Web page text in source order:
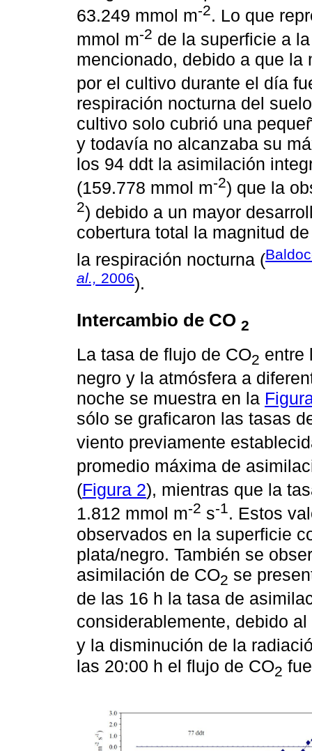
63.249 mmol m-2. Lo que
mmol m-2 de la superficie a
mencionado, debido a que
por el cultivo durante el día
respiración nocturna del
cultivo solo cubrió una
y todavía no alcanzaba su
los 94 ddt la asimilación
(159.778 mmol m-2) que la
2) debido a un mayor
cobertura total la magnitud
la respiración nocturna (
al., 2006).
Intercambio de CO 2
La tasa de flujo de CO2 entre
negro y la atmósfera a
noche se muestra en la
sólo se graficaron las tasas
viento previamente
promedio máxima de
(Figura 2), mientras que la
1.812 mmol m-2 s-1. Estos
observados en la superficie
plata/negro. También se
asimilación de CO2 se
de las 16 h la tasa de
considerablemente, debido
y la disminución de la
las 20:00 h el flujo de CO2